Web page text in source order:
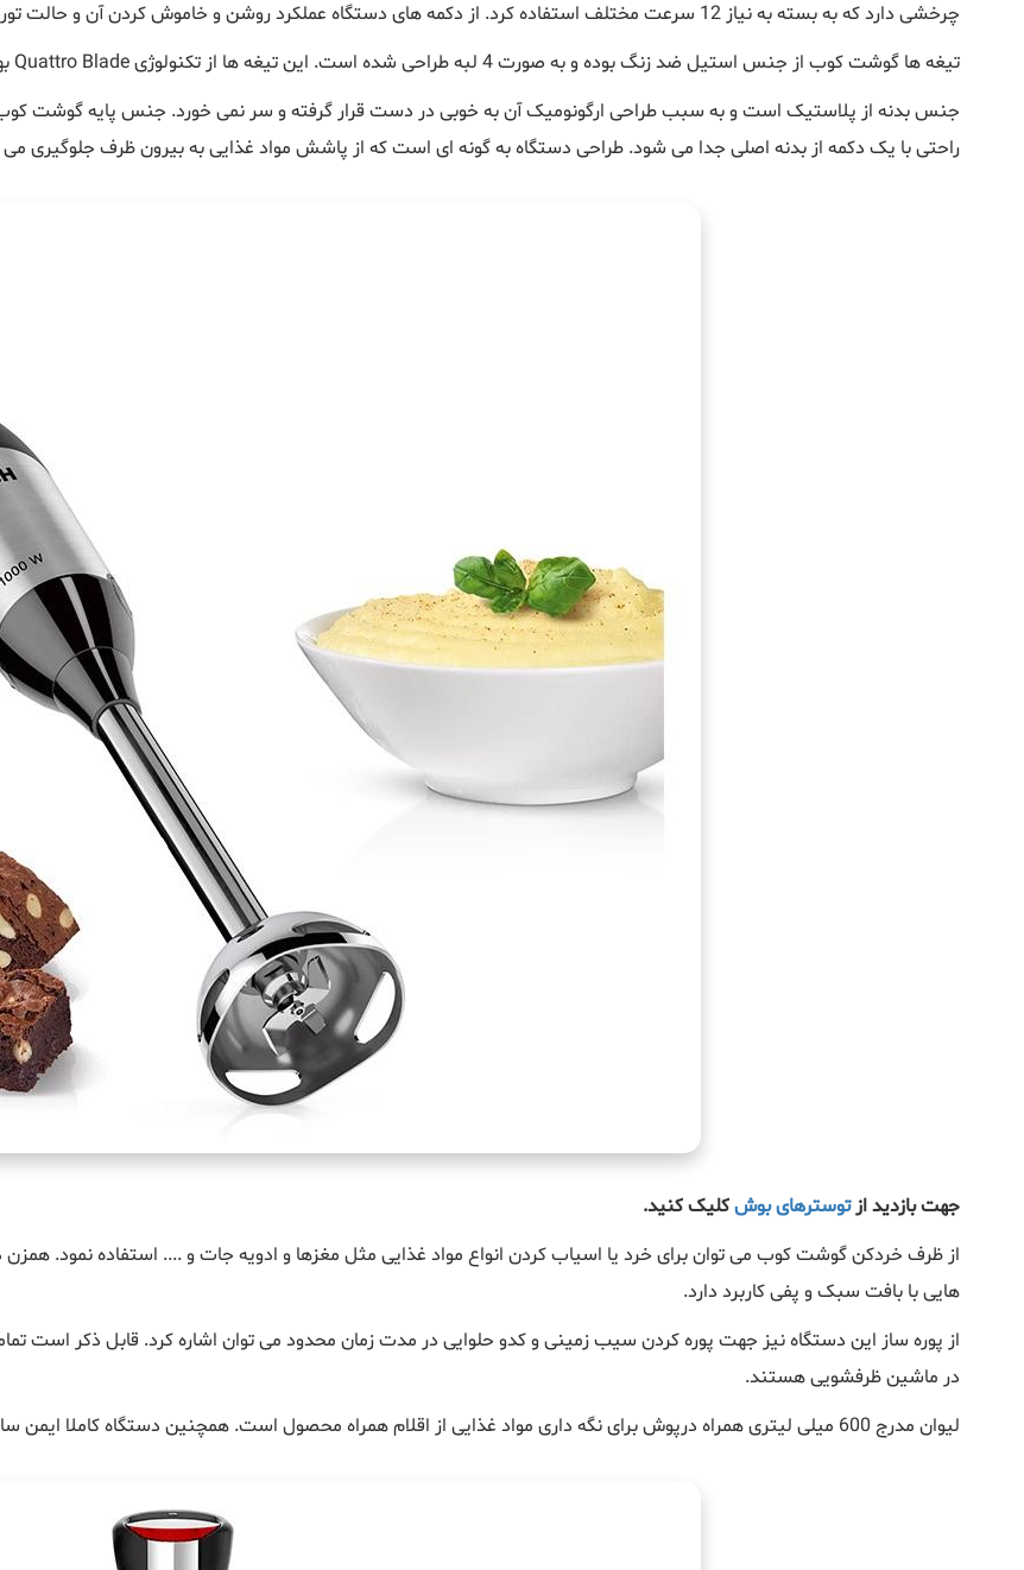
چرخشی دارد که به بسته به نیاز 12 سرعت مختلف استفاده کرد. از دکمه های دستگاه عملکرد روشن و خاموش کردن آن و حالت توربو ان می باشد.عملکرد توربو برای مواد غذایی سفت کاربرد دارد.
تیغه ها گوشت کوب از جنس استیل ضد زنگ بوده و به صورت 4 لبه طراحی شده است. این تیغه ها از تکنولوژی
Quattro Blade
جنس بدنه از پلاستیک است و به سبب طراحی ارگونومیک آن به خوبی در دست قرار گرفته و سر نمی خورد. جنس پایه گوشت
راحتی با یک دکمه از بدنه اصلی جدا می شود. طراحی دستگاه به گونه ای است که از پاشش مواد غذایی به بیرون ظرف جلوگیری می
جهت بازدید ازتوسترهای بوشکلیک کنید.
از ظرف خردکن گوشت کوب می توان برای خرد یا اسیاب کردن انواع مواد غذایی مثل مغزها و ادویه جات و .... استفاده نمود.
هایی با بافت سبک و پفی کاربرد دارد.
از پوره ساز این دستگاه نیز جهت پوره کردن سیب زمینی و کدو حلوایی در مدت زمان محدود می توان اشاره کرد. قابل ذکر است
در ماشین ظرفشویی هستند.
لیوان مدرج 600 میلی لیتری همراه درپوش برای نگه داری مواد غذایی از اقلام همراه محصول است. همچنین دستگاه کاملا ایمن ساخته شده در صورت باز بودن درب گوشت کوب شروع به کار نمیکند.